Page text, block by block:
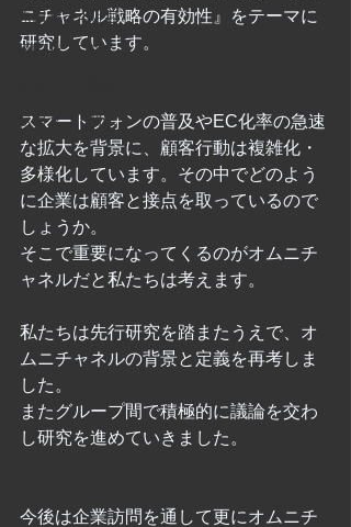
原田ゼミ4期生
原田ゼミ5期生
原田ゼミ7期生
ニチャネル戦略の有効性』をテーマに
研究しています。
スマートフォンの普及やEC化率の急速
な拡大を背景に、顧客行動は複雑化・
多様化しています。その中でどのよう
に企業は顧客と接点を取っているので
しょうか。
そこで重要になってくるのがオムニチ
ャネルだと私たちは考えます。
私たちは先行研究を踏またうえで、オ
ムニチャネルの背景と定義を再考しま
した。
またグループ間で積極的に議論を交わ
し研究を進めていきました。
今後は企業訪問を通して更にオムニチ